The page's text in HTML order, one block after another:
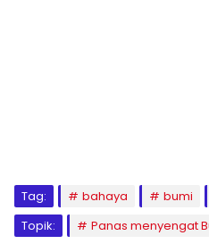
Tag: bahaya bumi
Topik:
Panas menyengat